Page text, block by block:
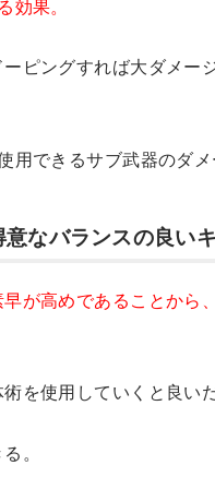
果。
ピングすれば大ダメー
用できるサブ武器のダメ
なバランスの良い
が高めであることから
を使用していくと良いだ
。